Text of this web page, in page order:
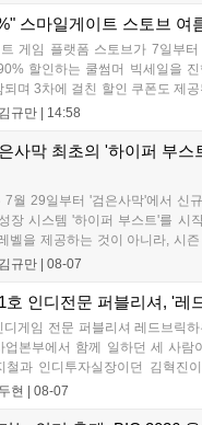
또한 9월 30일까지 공식 유튜브
스마일게이트 스토브 여
게임 플랫폼 스토브가 7일부
할인하는 쿨썸머 빅세일을
되며 3차에 걸친 할인 쿠폰도 제
신작 그날의 신문이 출시되며,
지에서 확인 가능하다....
김규만 14:58
사막 최초의 '하이퍼 부스
7월 29일부터 '검은사막'에서 신
장 시스템 '하이퍼 부스트'를 시
벨을 제공하는 것이 아니라, 시즌
수료, 아침의 나라 설화 진행 등
를 완수하며 동(V) 투발라 장비와
등을 획득해 주요 콘텐츠에 진입
김규만 08-07
1호 인디전문 퍼블리셔, '레
디게임 전문 퍼블리셔 레드브릭
업본부에서 함께 일하던 세 사람
철과 인디투자실장이던 김혁진
정이 이사를 맡았다. 출범 한 달
현 08-07